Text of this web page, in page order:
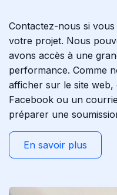
Contactez-nous si
votre projet. Nous
avons accès à une
performance. Comme
afficher sur le site
Facebook ou un
préparer une
En savoir plus